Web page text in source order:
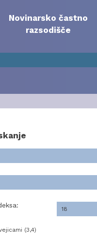
Novinarsko častno
razsodišče
(3,4)